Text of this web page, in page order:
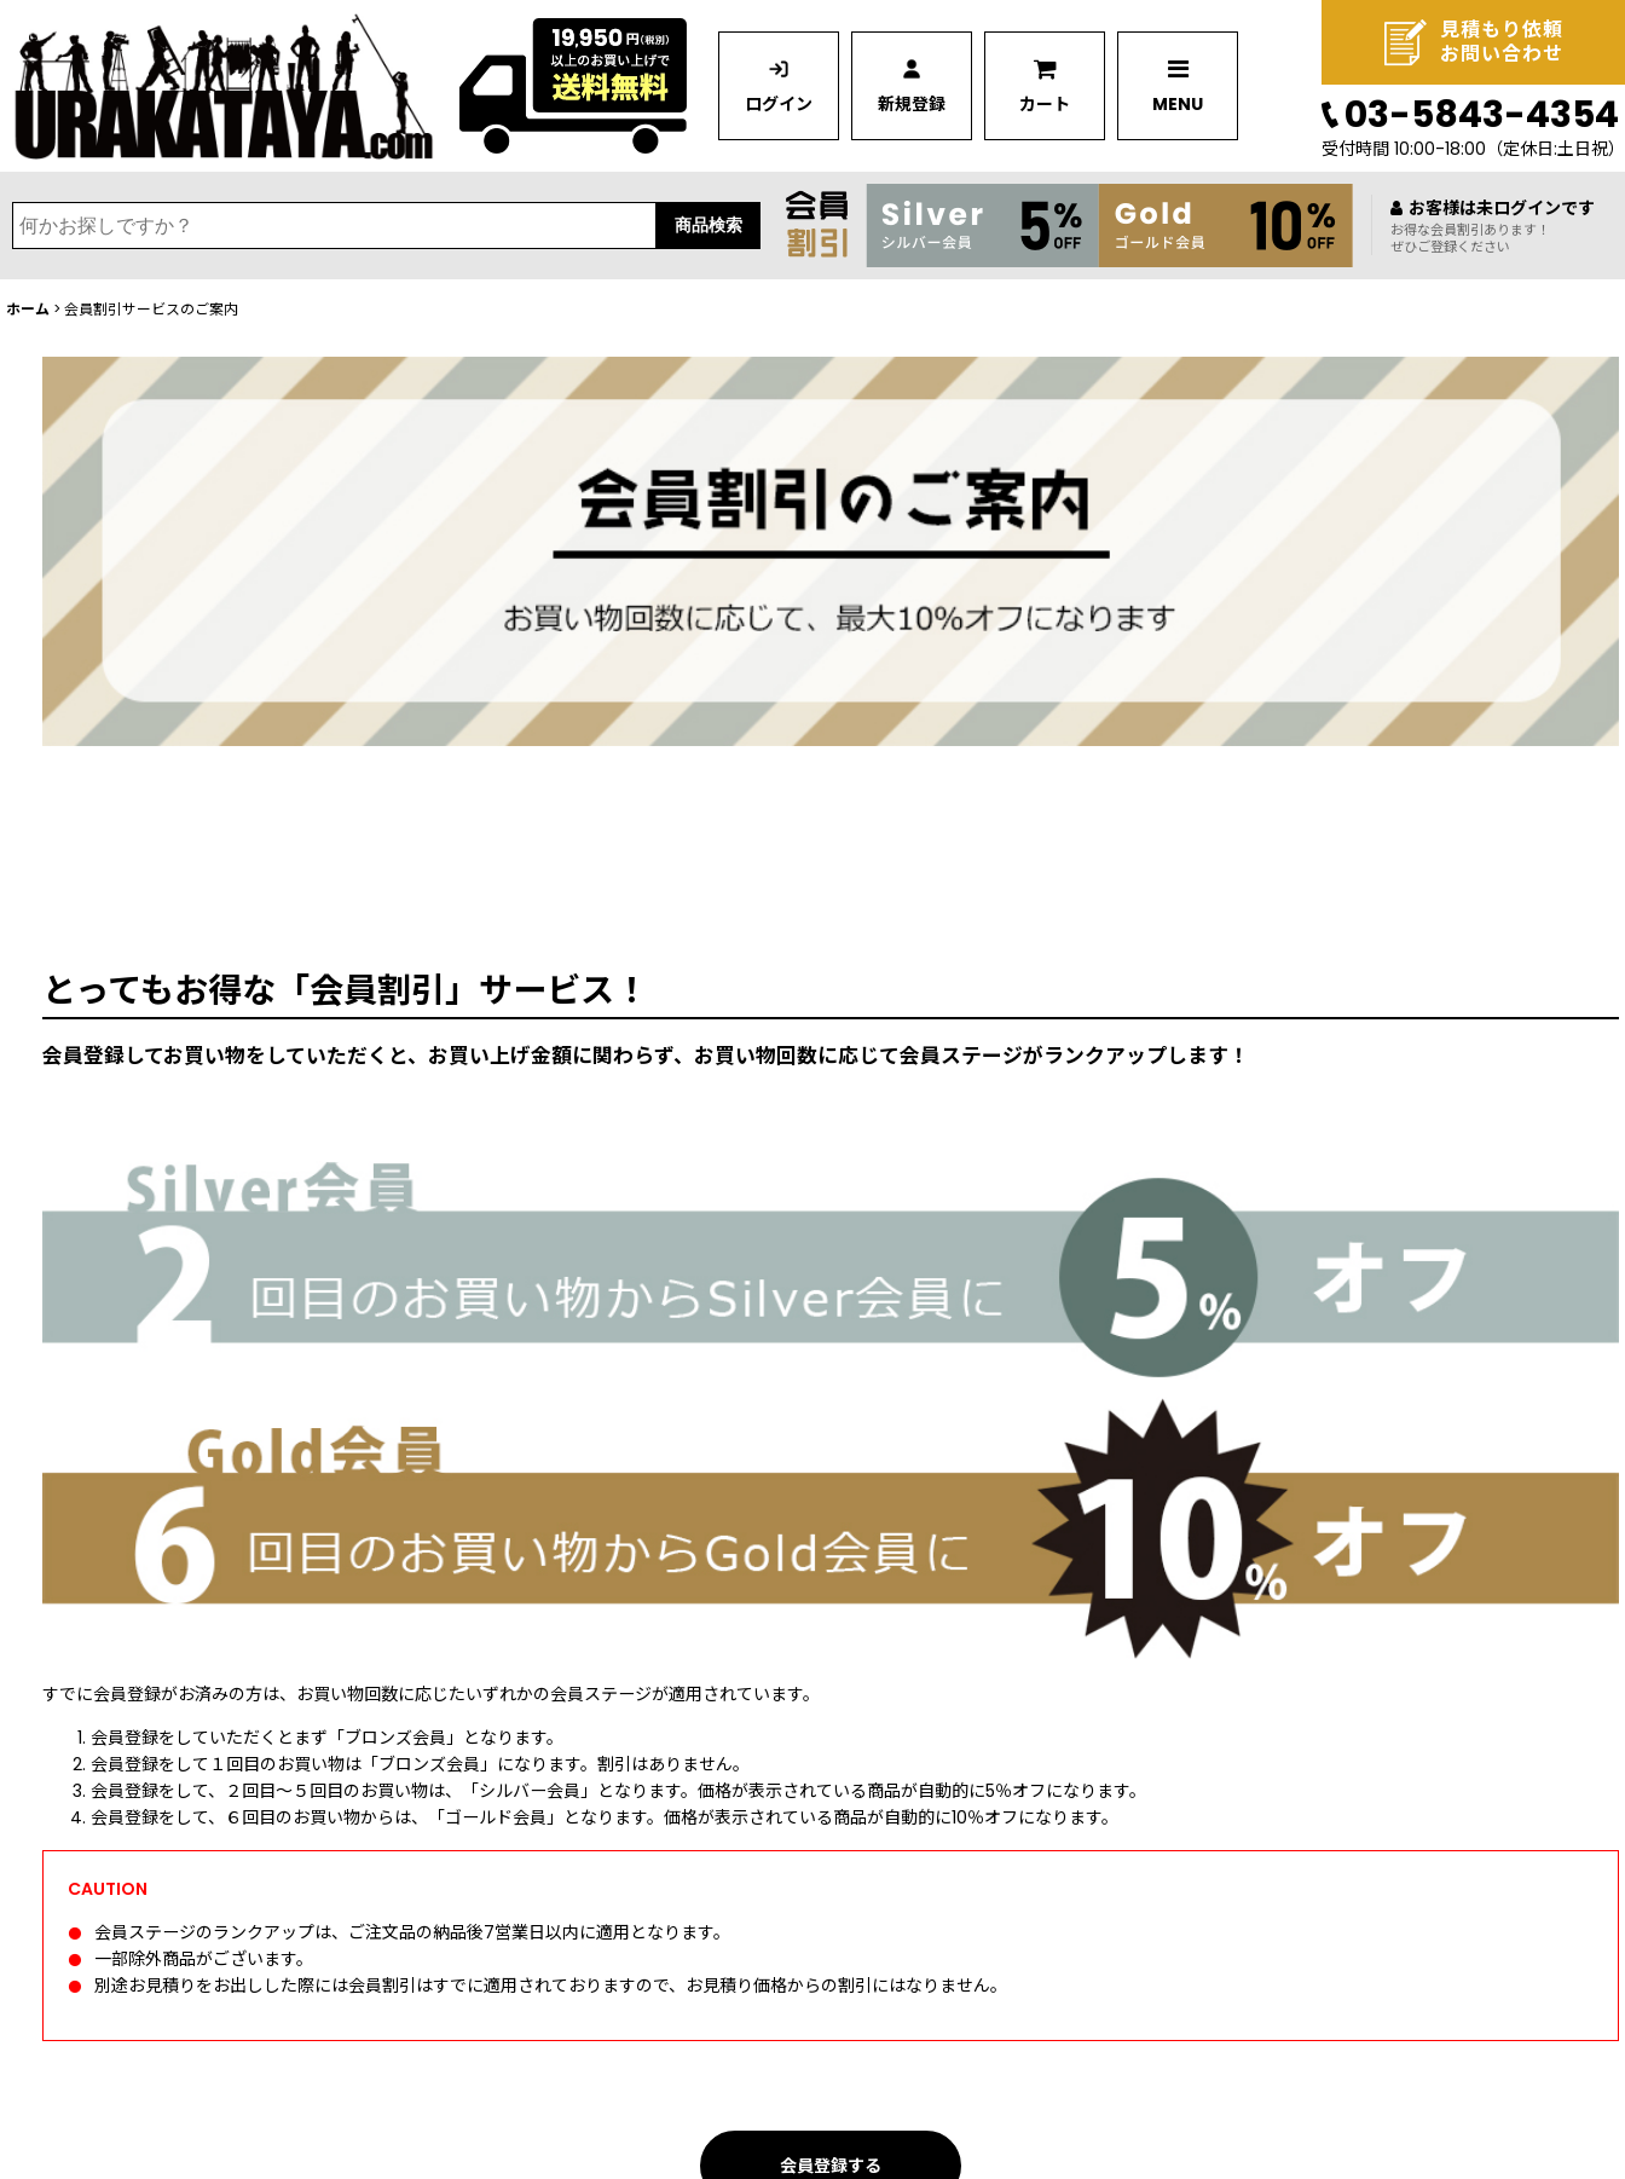
ログイン 新規登録 カート MENU
見積もり依頼
お問い合わせ
03-5843-4354
受付時間 10:00-18:00 （定休日:土日祝）
商品検索
お客様は未ログインです
お得な会員割引あります！
ぜひご登録ください
ホーム > 会員割引サービスのご案内
とってもお得な「会員割引」サービス！
会員登録してお買い物をしていただくと、お買い上げ金額に関わらず、お買い物回数に応じて会員ステージがランクアップします！
すでに会員登録がお済みの方は、お買い物回数に応じたいずれかの会員ステージが適用されています。
会員登録をしていただくとまず「ブロンズ会員」となります。
会員登録をして１回目のお買い物は「ブロンズ会員」になります。割引はありません。
会員登録をして、２回目～５回目のお買い物は、「シルバー会員」となります。価格が表示されている商品が自動的に5％オフになります。
会員登録をして、６回目のお買い物からは、「ゴールド会員」となります。価格が表示されている商品が自動的に10％オフになります。
● 会員ステージのランクアップは、ご注文品の納品後7営業日以内に適用となります。
● 一部除外商品がございます。
● 別途お見積りをお出しした際には会員割引はすでに適用されておりますので、お見積り価格からの割引にはなりません。
会員登録する